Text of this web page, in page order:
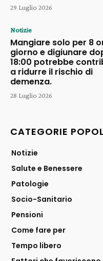
29 Luglio 2026
Notizie
Mangiare solo per 8
giorno e digiunare
18:00 potrebbe
a ridurre il rischio di
demenza.
28 Luglio 2026
CATEGORIE
Notizie
Salute e Benessere
Patologie
Socio-Sanitario
Pensioni
Come fare per
Tempo libero